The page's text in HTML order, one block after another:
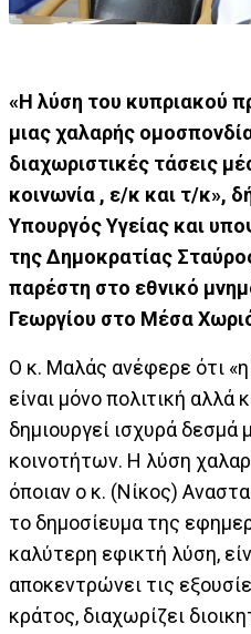
«Η λύση του κυπριακού
μιας χαλαρής
διαχωριστικές τάσεις
κοινωνία , ε/κ και τ/κ»,
Υπουργός Υγείας και
της Δημοκρατίας
παρέστη στο εθνικό
Γεωργίου στο Μέσα
Ο κ. Μαλάς ανέφερε ότι
είναι μόνο πολιτική αλλά
δημιουργεί ισχυρά δεσμά
κοινοτήτων. Η λύση
όποιαν ο κ. (Νίκος)
το δημοσίευμα της
καλύτερη εφικτή λύση,
αποκεντρώνει τις
κράτος, διαχωρίζει